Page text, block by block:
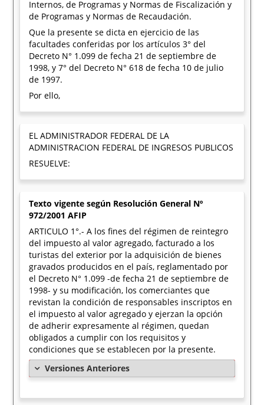
Internos, de Programas y Normas de Fiscalización y
de Programas y Normas de Recaudación.
Que la presente se dicta en ejercicio de las
facultades conferidas por los artículos 3° del
Decreto N° 1.099 de fecha 21 de septiembre de
1998, y 7° del Decreto N° 618 de fecha 10 de julio
de 1997.
Por ello,
EL ADMINISTRADOR FEDERAL DE LA
ADMINISTRACION FEDERAL DE INGRESOS PUBLICOS
RESUELVE:
Texto vigente según Resolución General Nº
972/2001 AFIP
ARTICULO 1°.- A los fines del régimen de reintegro
del impuesto al valor agregado, facturado a los
turistas del exterior por la adquisición de bienes
gravados producidos en el país, reglamentado por
el Decreto N° 1.099 -de fecha 21 de septiembre de
1998- y su modificación, los comerciantes que
revistan la condición de responsables inscriptos en
el impuesto al valor agregado y ejerzan la opción
de adherir expresamente al régimen, quedan
obligados a cumplir con los requisitos y
condiciones que se establecen por la presente.
Versiones Anteriores